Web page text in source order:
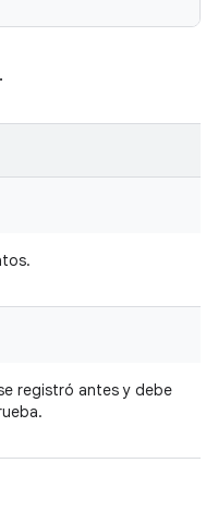
registró antes y debe